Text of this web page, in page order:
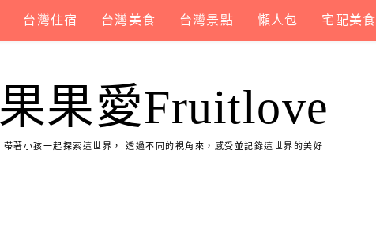
台灣住宿 台灣美食 台灣景點 懶人包 宅配美食
果果愛Fruitlove
帶著小孩一起探索這世界， 透過不同的視角來，感受並記錄這世界的美好